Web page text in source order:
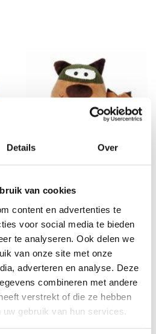
Details Over
van cookies
content en advertenties te
voor social media te bieden
te analyseren. Ook delen we
van onze site met onze
adverteren en analyse. Deze
combineren met andere
verstrekt of die ze hebben
gebruik van hun services.
Sigikid Bandidoleros Kat
€ 29.94